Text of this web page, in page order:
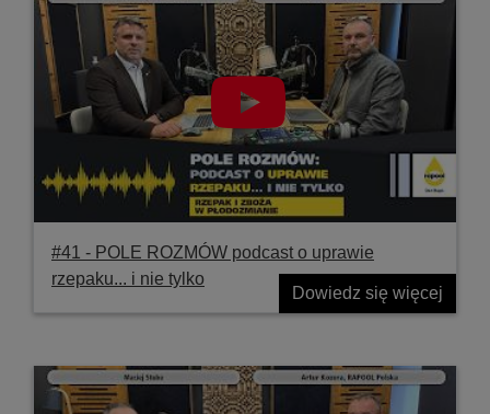
#41 ‐ POLE ROZMÓW podcast o uprawie
rzepaku... i nie tylko
Dowiedz się więcej